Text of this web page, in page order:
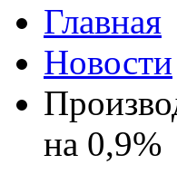
Главная
Новости
на 0,9%